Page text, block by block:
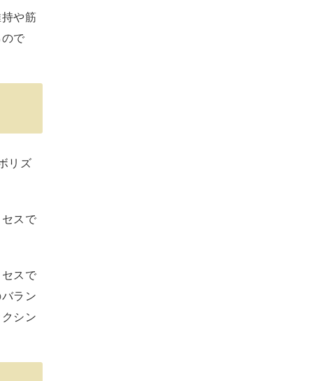
や筋
で
リズ
スで
スで
ラン
シン